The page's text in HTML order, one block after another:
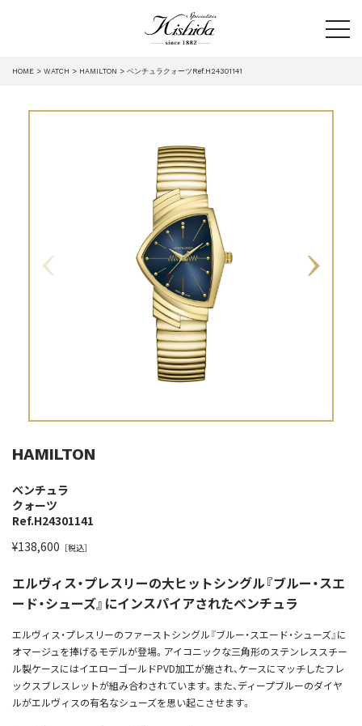
HOME WATCH HAMILTON ベンチュラクォーツRef.H24301141
HAMILTON
ベンチュラ
クォーツ
Ref.H24301141
¥138,600 ［税込］
エルヴィス・プレスリーの大ヒットシングル『ブルー・スエ
ード・シューズ』にインスパイアされたベンチュラ
エルヴィス・プレスリーのファーストシングル『ブルー・スエード・シューズ』に
オマージュを捧げるモデルが登場。アイコニックな三角形のステンレススチー
ル製ケースにはイエローゴールドPVD加工が施され、ケースにマッチしたフレ
ックスブレスレットが組み合わされています。また、ディープブルーのダイヤ
ルがエルヴィスの有名なシューズを思い起こさせます。